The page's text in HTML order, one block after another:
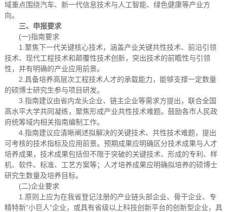
域重点围绕汽车、新一代信息技术与人工智能、绿色健康等产业方
向。
三、申报要求
(一)指南要求
1.聚焦下一代关键核心技术，涵盖产业关键共性技术、前沿引领
技术、现代工程技术和颠覆性技术创新，突出技术的前瞻性与引领
性，并有明确的产业应用前景。
2.具备培养高层次工程技术人才的承载能力，能够支撑一定数量
的硕博士研究生参与项目研发。
3.指南建议由省内龙头企业、链主企业等需求方提出，联合全国
高水平大学共同凝练，聚焦形成产业共性技术难题。鼓励各市人民政
府统筹域内相关指南编制工作。
4.指南建议应清晰阐述拟解决的关键技术、共性技术难题，提出
可考核的技术指标及应用前景。预期成果应明确区分技术成果与人才
培养成果，技术成果包括但不限于突破的关键技术、形成的专利、样
机、软件、标准、工艺方案等；人才培养成果应明确拟培养的硕博士
研究生数量及培养目标。
(二)企业要求
1.原则上应为在我省登记注册的产业链头部企业、骨干企业、专
精特新“小巨人”企业，或具有省级以上科技创新平台的创新型企业，具